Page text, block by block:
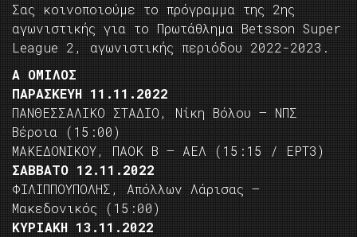
Σας κοινοποιούμε το πρόγραμμα της 2ης
αγωνιστικής για το Πρωτάθλημα Betsson Super
League 2, αγωνιστικής περιόδου 2022-2023.
Α ΟΜΙΛΟΣ
ΠΑΡΑΣΚΕΥΗ 11.11.2022
ΠΑΝΘΕΣΣΑΛΙΚΟ ΣΤΑΔΙΟ, Νίκη Βόλου – ΝΠΣ
Βέροια (15:00)
ΜΑΚΕΔΟΝΙΚΟΥ, ΠΑΟΚ Β – ΑΕΛ (15:15 / ΕΡΤ3)
ΣΑΒΒΑΤΟ 12.11.2022
ΦΙΛΙΠΠΟΥΠΟΛΗΣ, Απόλλων Λάρισας –
Μακεδονικός (15:00)
ΚΥΡΙΑΚΗ 13.11.2022